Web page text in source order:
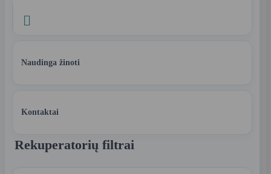

Naudinga žinoti
Kontaktai
Rekuperatorių filtrai